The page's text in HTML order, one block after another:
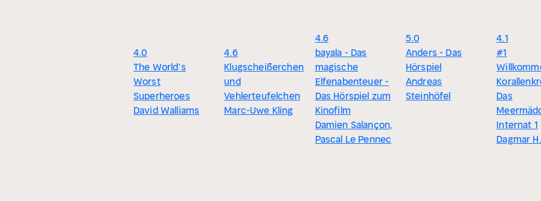
4.0
The World’s
Worst
Superheroes
David Walliams
4.6
Klugscheißerchen
und
Vehlerteufelchen
Marc-Uwe Kling
4.6
bayala - Das
magische
Elfenabenteuer -
Das Hörspiel zum
Kinofilm
Damien Salançon,
Pascal Le Pennec
5.0
Anders - Das
Hörspiel
Andreas
Steinhöfel
4.1
#1
Das
Internat 1
Dagmar H.